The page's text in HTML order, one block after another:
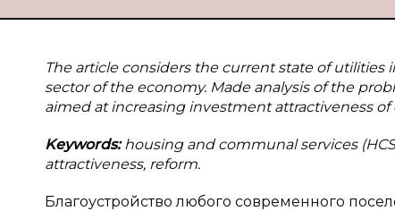
The article considers the current state of
sector of the economy. Made analysis of the
aimed at increasing investment attractiveness
Keywords:housing and communal services
attractiveness, reform.
Благоустройство любого современного